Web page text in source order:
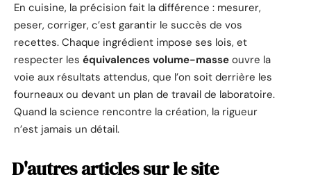
En cuisine, la précision fait la différence : mesurer,
peser, corriger, c’est garantir le succès de vos
recettes. Chaque ingrédient impose ses lois, et
respecter les équivalences volume-masse ouvre la
voie aux résultats attendus, que l’on soit derrière les
fourneaux ou devant un plan de travail de laboratoire.
Quand la science rencontre la création, la rigueur
n’est jamais un détail.
D'autres articles sur le site